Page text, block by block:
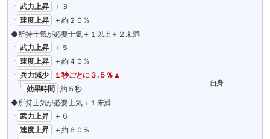
武力上昇
＋３
速度上昇
＋約２０％
◆所持士気が必要士気＋１以上＋２未満
武力上昇
＋５
速度上昇
＋約４０％
兵力減少
１秒ごとに３.５％▲
効果時間
約５秒
◆所持士気が必要士気＋１未満
武力上昇
＋６
速度上昇
＋約６０％
自身